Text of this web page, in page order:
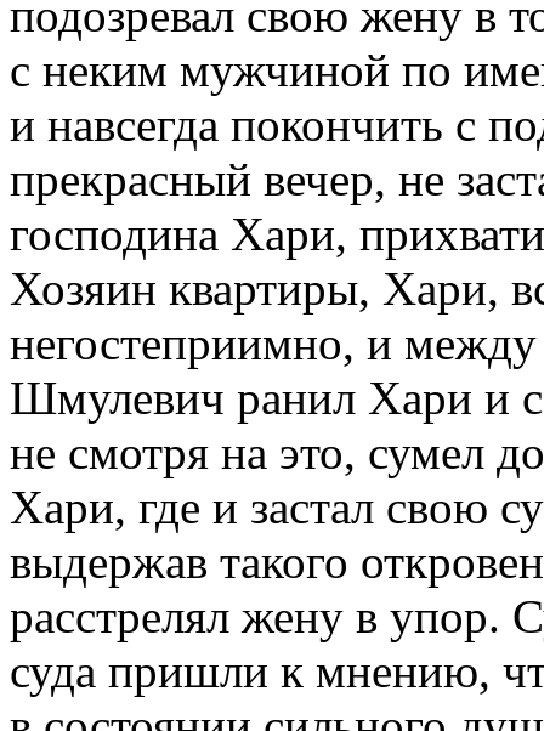
подозревал свою жену в
с неким мужчиной по
и навсегда покончить с
прекрасный вечер, не
господина Хари,
Хозяин квартиры, Хари,
негостеприимно, и между
Шмулевич ранил Хари и
не смотря на это, сумел
Хари, где и застал свою
выдержав такого
расстрелял жену в упор.
суда пришли к мнению,